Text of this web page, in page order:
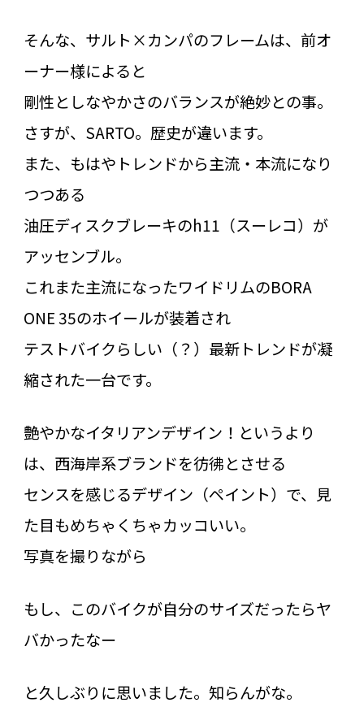
そんな、サルト×カンパのフレームは、前オ
ーナー様によると
剛性としなやかさのバランスが絶妙との事。
さすが、SARTO。歴史が違います。
また、もはやトレンドから主流・本流になり
つつある
油圧ディスクブレーキのh11（スーレコ）が
アッセンブル。
これまた主流になったワイドリムのBORA
ONE 35のホイールが装着され
テストバイクらしい（？）最新トレンドが凝
縮された一台です。
艶やかなイタリアンデザイン！というより
は、西海岸系ブランドを彷彿とさせる
センスを感じるデザイン（ペイント）で、見
た目もめちゃくちゃカッコいい。
写真を撮りながら
もし、このバイクが自分のサイズだったらヤ
バかったなー
と久しぶりに思いました。知らんがな。